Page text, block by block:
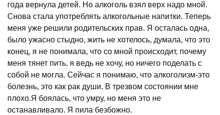
года вернула детей. Но алкоголь взял верх надо мной.
Снова стала употреблять алкогольные напитки. Теперь
меня уже решили родительских прав. Я осталась одна,
было ужасно стыдно, жить не хотелось, думала, что это
конец, я не понимала, что со мной происходит, почему
меня тянет пить, я ведь не хочу, но ничего поделать с
собой не могла. Сейчас я понимаю, что алкоголизм-это
болезнь, это как рак души. В трезвом состоянии мне
плохо.Я боялась, что умру, но меня это не
останавливало. Я пила безбожно.